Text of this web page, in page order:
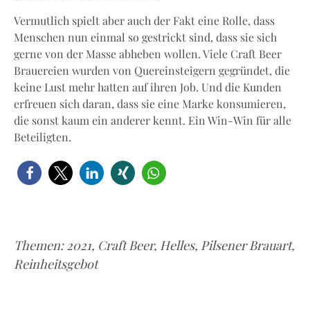
Vermutlich spielt aber auch der Fakt eine Rolle, dass
Menschen nun einmal so gestrickt sind, dass sie sich
gerne von der Masse abheben wollen. Viele Craft Beer
Brauereien wurden von Quereinsteigern gegründet, die
keine Lust mehr hatten auf ihren Job. Und die Kunden
erfreuen sich daran, dass sie eine Marke konsumieren,
die sonst kaum ein anderer kennt. Ein Win-Win für alle
Beteiligten.
Themen: 2021, Craft Beer, Helles, Pilsener Brauart,
Reinheitsgebot